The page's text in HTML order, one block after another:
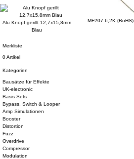
Alu Knopf gerillt 12,7x15,8mm
Blau
MF207 6,2K (RoHS)
Merkliste
0 Artikel
Kategorien
Bausätze für Effekte
UK-electronic
Basis Sets
Bypass, Switch & Looper
Amp Simulationen
Booster
Distortion
Fuzz
Overdrive
Compressor
Modulation